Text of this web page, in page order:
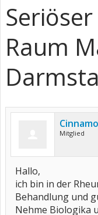
Raum
Mitglied
Hallo,
ich bin in der
Behandlung und
Nehme Biologika